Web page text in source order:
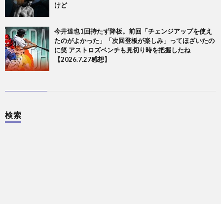
けど
今井達也1回持たず降板。前回「チェンジアップを使え
たのがよかった」「次回登板が楽しみ」ってほざいたの
に笑 アストロズベンチも見切り時を把握したね
【2026.7.27感想】
検索